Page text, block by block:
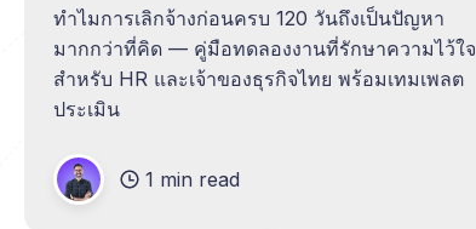
ทำไมการเลิกจ้างก่อนครบ 120 วันถึงเป็นปัญหา
มากกว่าที่คิด — คู่มือทดลองงานที่รักษาความไว้ใจ
สำหรับ HR และเจ้าของธุรกิจไทย พร้อมเทมเพลต
ประเมิน
1 min read